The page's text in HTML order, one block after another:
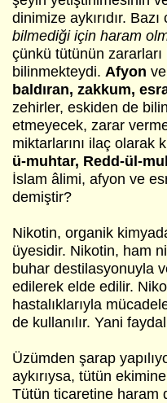
dinimize aykırıdır.
bilmediği için haram
çünkü tütünün
bilinmekteydi. Afyon
baldıran, zakkum,
zehirler, eskiden de
etmeyecek, zarar
miktarlarını ilaç olarak
ü-muhtar, Redd-ül-
İslam âlimi, afyon ve
demiştir?
Nikotin, organik
üyesidir. Nikotin, ham
buhar destilasyonuyla
edilerek elde edilir.
hastalıklarıyla
de kullanılır. Yani
Üzümden şarap
aykırıysa, tütün
Tütün ticaretine haram